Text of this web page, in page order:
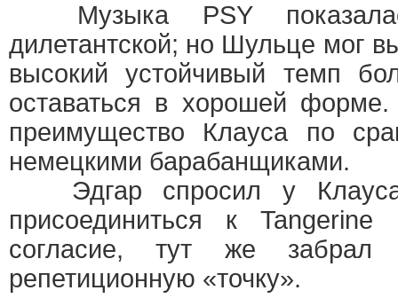
Музыка PSY
дилетантской; но Шульце мог
высокий устойчивый темп
оставаться в хорошей
преимущество Клауса по
немецкими барабанщиками.
Эдгар спросил у
присоединиться к
согласие, тут же
репетиционную «точку».